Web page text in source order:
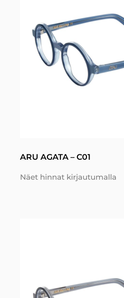
ARU AGATA – C01
Näet hinnat kirjautumalla